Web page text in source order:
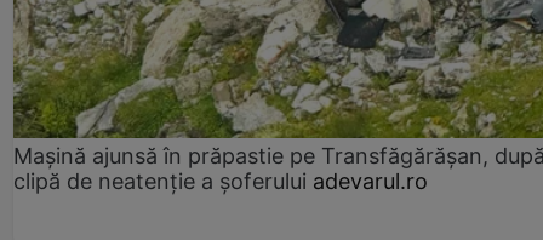
Mașină ajunsă în prăpastie pe Transfăgărășan,
clipă de neatenție a șoferului adevarul.ro